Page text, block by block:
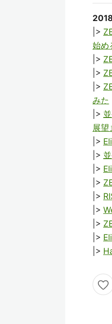
|>
始め
|>
|>
|>
みた
|>
展望
|>
|>
|>
|>
|>
|>
|>
|>
|>